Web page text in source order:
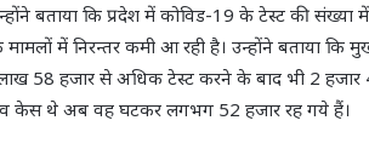
बताया कि प्रदेश में कोविड-19 के टेस्ट की संख्या
में निरन्तर कमी आ रही है। उन्होंने बताया कि
लाख 58 हजार से अधिक टेस्ट करने के बाद भी 2
केस थे अब वह घटकर लगभग 52 हजार रह गये हैं।